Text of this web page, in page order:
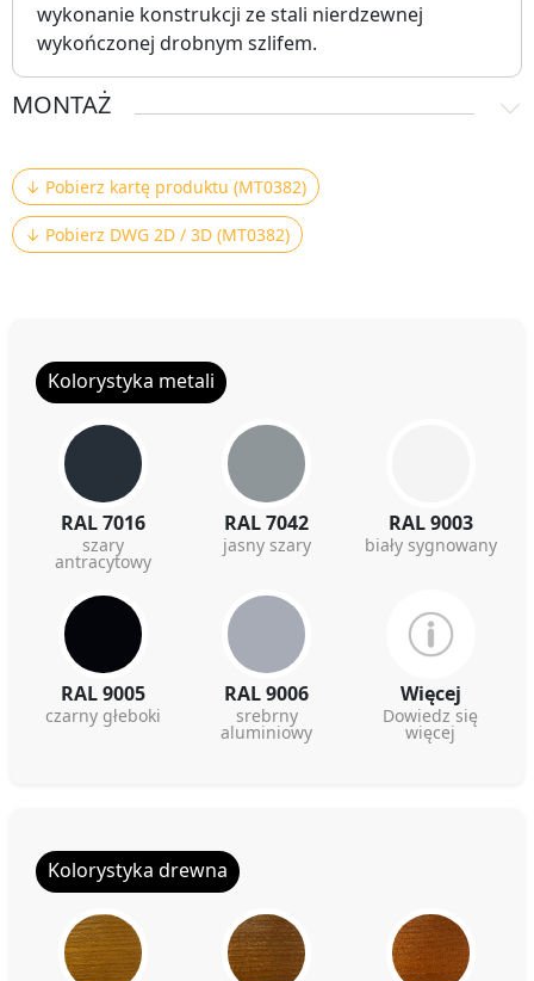
wykonanie konstrukcji ze stali nierdzewnej
wykończonej drobnym szlifem.
MONTAŻ
↓ Pobierz kartę produktu (MT0382)
↓ Pobierz DWG 2D / 3D (MT0382)
Kolorystyka metali
RAL 7016
szary
antracytowy
RAL 7042
jasny szary
RAL 9003
biały sygnowany
RAL 9005
czarny głeboki
RAL 9006
srebrny
aluminiowy
Więcej
Dowiedz się
więcej
Kolorystyka drewna